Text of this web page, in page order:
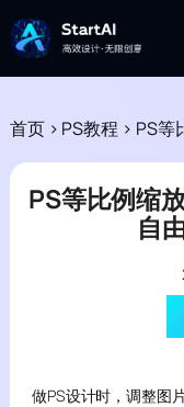
首页 > PS教程 > PS等比
PS等比例缩
自
做PS设计时，调整图